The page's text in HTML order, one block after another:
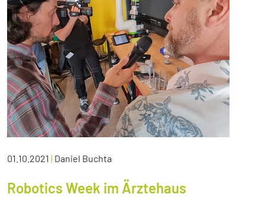
01.10.2021 | Daniel Buchta
Robotics Week im Ärztehaus